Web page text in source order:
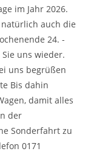
im Jahr 2026.
auch die
24. -
uns wieder.
uns begrüßen
Bis dahin
damit alles
der
Sonderfahrt zu
0171